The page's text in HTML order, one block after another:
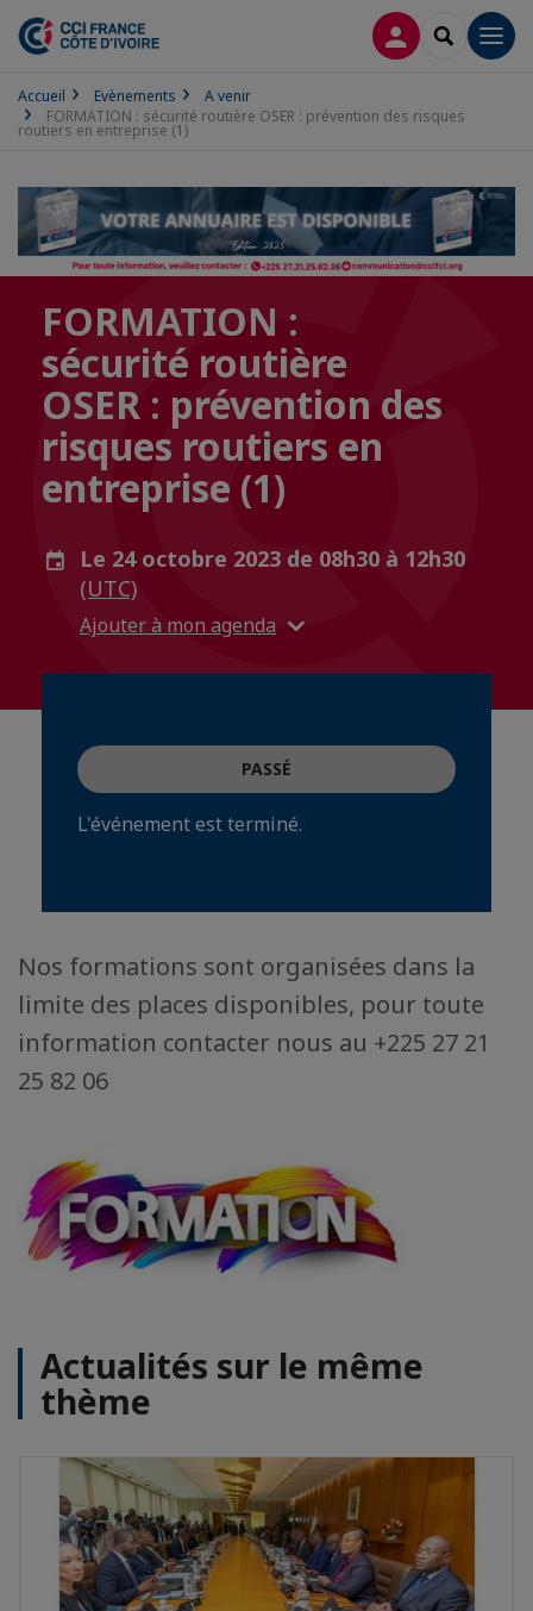
CONNEXION
Accueil Evènements
A venir
FORMATION : sécurité routière OSER : prévention des risques
routiers en entreprise (1)
FORMATION :
sécurité routière
OSER : prévention des
risques routiers en
entreprise (1)
Le 24 octobre 2023 de 08h30 à 12h30
(UTC)
Ajouter à mon agenda
PASSÉ
L'événement est terminé.
Nos formations sont organisées dans la
limite des places disponibles, pour toute
information contacter nous au +225 27 21
25 82 06
Actualités sur le même
thème